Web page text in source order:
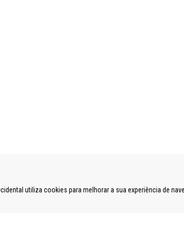
utiliza cookies para melhorar a sua experiência de
DE SAÚDE DE LISBOA OCIDENTAL